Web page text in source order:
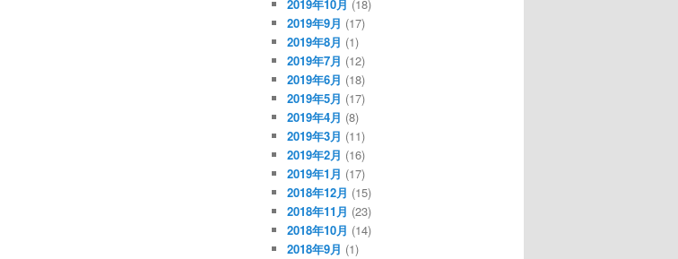
2019年10月 (18)
2019年9月 (17)
2019年8月 (1)
2019年7月 (12)
2019年6月 (18)
2019年5月 (17)
2019年4月 (8)
2019年3月 (11)
2019年2月 (16)
2019年1月 (17)
2018年12月 (15)
2018年11月 (23)
2018年10月 (14)
2018年9月 (1)